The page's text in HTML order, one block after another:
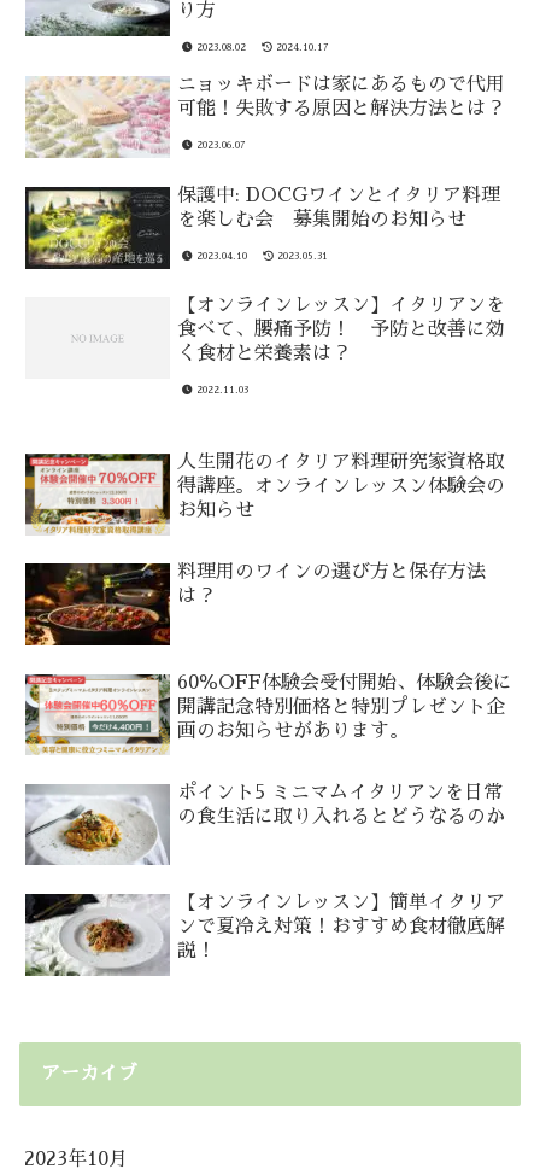
り方
2023.08.02 2024.10.17
ニョッキボードは家にあるもので代用
可能！失敗する原因と解決方法とは？
2023.06.07
保護中: DOCGワインとイタリア料理
を楽しむ会 募集開始のお知らせ
2023.04.10 2023.05.31
【オンラインレッスン】イタリアンを
食べて、腰痛予防！ 予防と改善に効
く食材と栄養素は？
2022.11.03
人生開花のイタリア料理研究家資格取
得講座。オンラインレッスン体験会の
お知らせ
料理用のワインの選び方と保存方法
は？
60％OFF体験会受付開始、体験会後に
開講記念特別価格と特別プレゼント企
画のお知らせがあります。
ポイント5 ミニマムイタリアンを日常
の食生活に取り入れるとどうなるのか
【オンラインレッスン】簡単イタリア
ンで夏冷え対策！おすすめ食材徹底解
説！
アーカイブ
2023年10月